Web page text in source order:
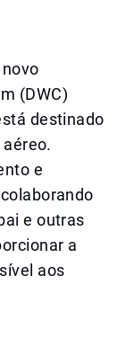
(DWC)
destinado
e
e outras
a
aos